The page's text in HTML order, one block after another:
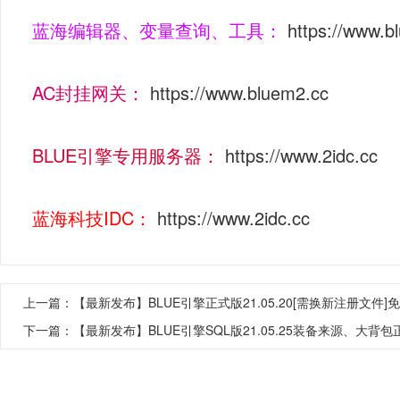
蓝海编辑器、变量查询、工具： https://
AC封挂网关： https://www.bluem2.cc
BLUE引擎专用服务器： https://www.2idc.cc
蓝海科技IDC： https://www.2idc.cc
上一篇：
【最新发布】BLUE引擎正式版21.05.20[需换新注册文件]
下一篇：
【最新发布】BLUE引擎SQL版21.05.25装备来源、大背包